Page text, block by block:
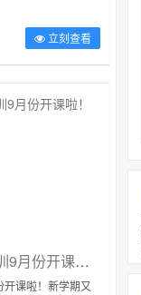
立刻查看
2022年迅维实地培训9月份开课啦！
课啦！新学期又